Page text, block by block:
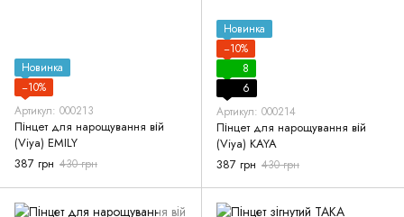
Новинка
−10%
Артикул: 000213
Пінцет для нарощування вій
(Viya) EMILY
387 грн 430 грн
Новинка
−10%
8
6
Артикул: 000214
Пінцет для нарощування вій
(Viya) KAYA
387 грн 430 грн